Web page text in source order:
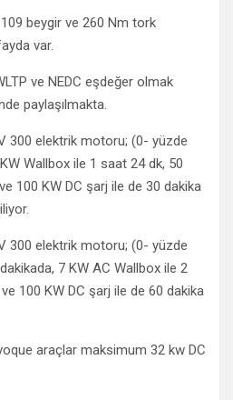
beygir ve 260 Nm tork
var.
ve NEDC eşdeğer olmak
paylaşılmakta.
300 elektrik motoru; (0- yüzde
Wallbox ile 1 saat 24 dk, 50
100 KW DC şarj ile de 30 dakika
300 elektrik motoru; (0- yüzde
7 KW AC Wallbox ile 2
100 KW DC şarj ile de 60 dakika
araçlar maksimum 32 kw DC